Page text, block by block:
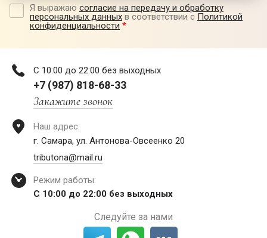
Я выражаю согласие на передачу и обработку
персональных данных в соответствии с Политикой
конфиденциальности *
С 10:00 до 22:00 без выходных
+7 (987) 818-68-33
Закажите звонок
Наш адрес:
г. Самара, ул. Антонова-Овсеенко 20
tributona@mail.ru
Режим работы:
С 10:00 до 22:00 без выходных
Следуйте за нами